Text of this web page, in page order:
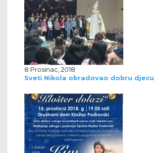
8 Prosinac, 2018
Sveti Nikola obradovao dobru djecu